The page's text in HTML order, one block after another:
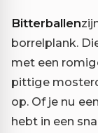
Bitterballen
borrelplank.
met een
pittige
op. Of je nu
hebt in een